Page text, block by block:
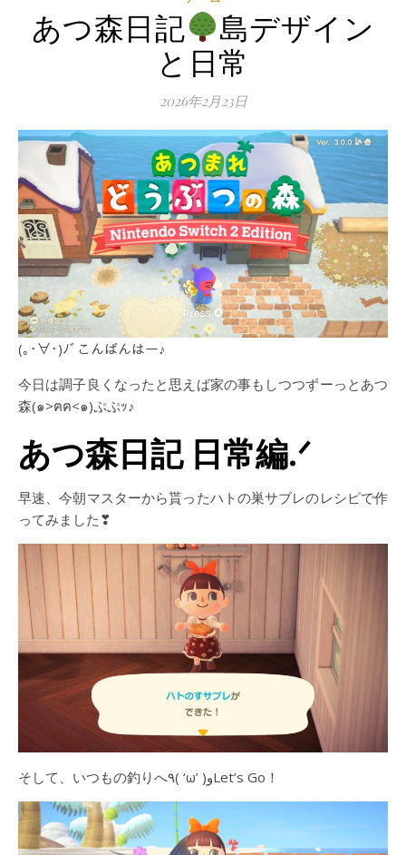
あつ森日記
島デザイン
と日常
2026年2月23日
(｡･∀･)ﾉﾞこんばんはー♪
今日は調子良くなったと思えば家の事もしつつずーっとあつ
森(๑>ฅฅ<๑)ぷぷｯ♪
あつ森日記 日常編.ᐟ
早速、今朝マスターから貰ったハトの巣サブレのレシピで作
ってみました❣
そして、いつもの釣りへ٩( ‘ω’ )وLet’s Go！